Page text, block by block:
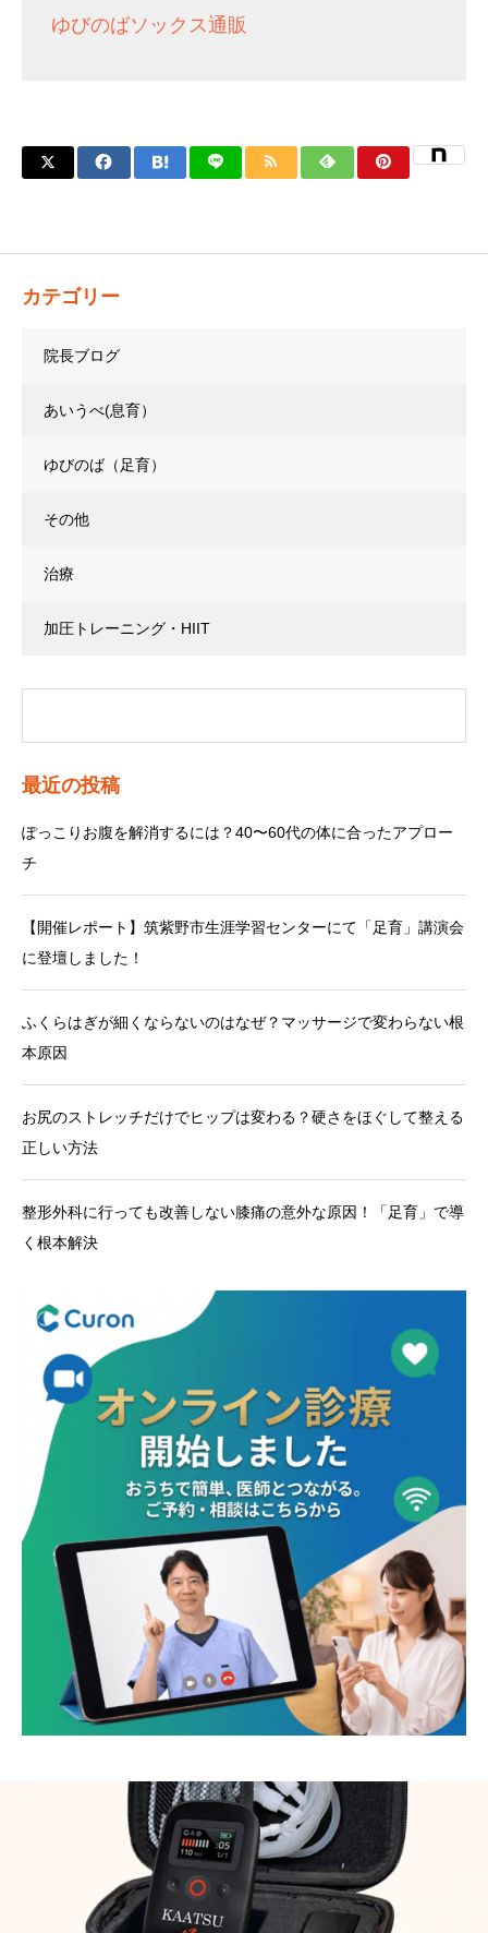
ゆびのばソックス通販
カテゴリー
院長ブログ
あいうべ(息育）
ゆびのば（足育）
その他
治療
加圧トレーニング・HIIT
最近の投稿
ぽっこりお腹を解消するには？40〜60代の体に合ったアプロー
チ
【開催レポート】筑紫野市生涯学習センターにて「足育」講演会
に登壇しました！
ふくらはぎが細くならないのはなぜ？マッサージで変わらない根
本原因
お尻のストレッチだけでヒップは変わる？硬さをほぐして整える
正しい方法
整形外科に行っても改善しない膝痛の意外な原因！「足育」で導
く根本解決